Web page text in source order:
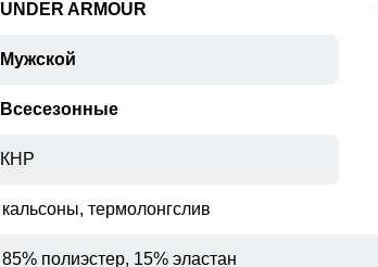
UNDER ARMOUR
Мужской
Всесезонные
КНР
кальсоны, термолонгслив
85% полиэстер, 15% эластан